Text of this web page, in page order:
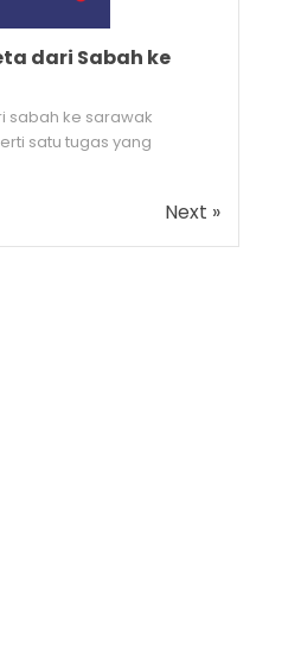
dari Sabah ke
sabah ke sarawak
satu tugas yang
Next »